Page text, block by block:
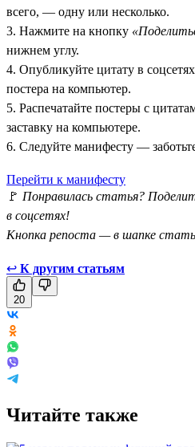
всего, — одну или несколько.
3. Нажмите на кнопку
нижнем углу.
4. Опубликуйте цитату в
постера на компьютер.
5. Распечатайте постеры с
заставку на компьютере.
6. Следуйте манифесту —
Перейти к манифесту
🚩 Понравилась статья?
в соцсетях!
Кнопка репоста — в шапке
↩ К другим статьям
20
Читайте также